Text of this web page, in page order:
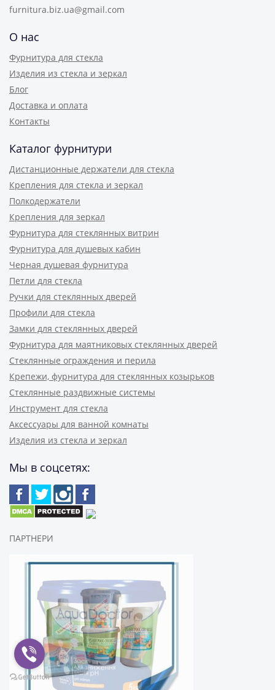
furnitura.biz.ua@gmail.com
О нас
Фурнитура для стекла
Изделия из стекла и зеркал
Блог
Доставка и оплата
Контакты
Каталог фурнитури
Дистанционные держатели для стекла
Крепления для стекла и зеркал
Полкодержатели
Крепления для зеркал
Фурнитура для стеклянных витрин
Фурнитура для душевых кабин
Черная душевая фурнитура
Петли для стекла
Ручки для стеклянных дверей
Профили для стекла
Замки для стеклянных дверей
Фурнитура для маятниковых стеклянных дверей
Стеклянные ограждения и перила
Крепежи, фурнитура для стеклянных козырьков
Стеклянные раздвижные системы
Инструмент для стекла
Аксессуары для ванной комнаты
Изделия из стекла и зеркал
Мы в соцсетях:
ПАРТНЕРИ